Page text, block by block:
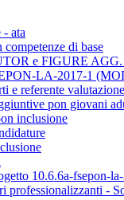
ata
di base
e FIGURE
LA-2017-1
e referente
pon giovani
inclusione
10.6.6a-fsepon-
professionalizzanti -